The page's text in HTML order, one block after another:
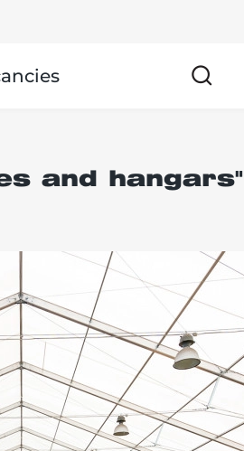
and hangars"